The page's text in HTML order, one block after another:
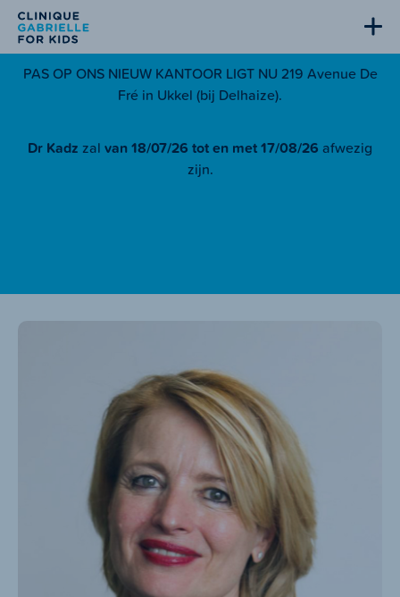
PAS OP ONS NIEUW KANTOOR LIGT NU 219 Avenue De
Fré in Ukkel (bij Delhaize).
Dr Kadz zal van 18/07/26 tot en met 17/08/26 afwezig
zijn.